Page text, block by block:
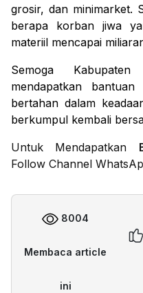
grosir, dan minimarket.
berapa korban jiwa
materiil mencapai
Semoga
mendapatkan
bertahan dalam
berkumpul kembali
Untuk Mendapatkan
Follow Channel
8004
Membaca article
ini